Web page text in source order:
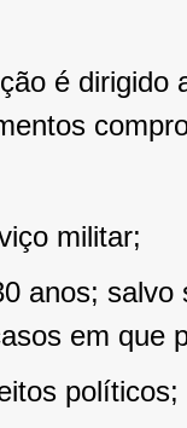
é dirigido
militar;
anos;
em que
políticos;